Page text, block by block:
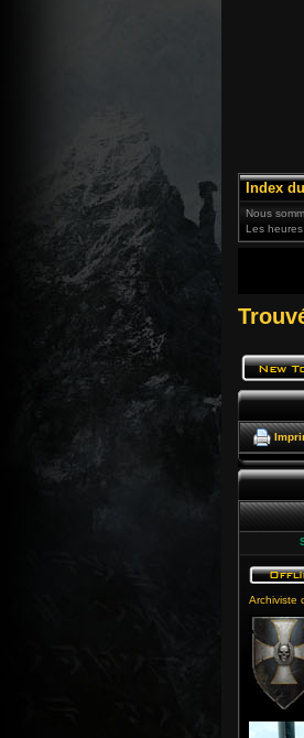
Index
Nous
Les
Archiviste